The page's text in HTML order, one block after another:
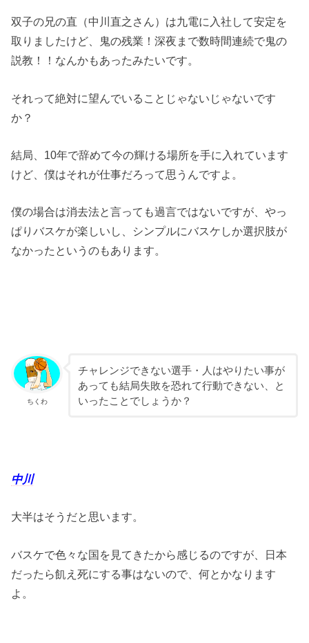
双子の兄の直（中川直之さん）は九電に入社して安定を
取りましたけど、鬼の残業！深夜まで数時間連続で鬼の
説教！！なんかもあったみたいです。
それって絶対に望んでいることじゃないじゃないです
か？
結局、10年で辞めて今の輝ける場所を手に入れています
けど、僕はそれが仕事だろって思うんですよ。
僕の場合は消去法と言っても過言ではないですが、やっ
ぱりバスケが楽しいし、シンプルにバスケしか選択肢が
なかったというのもあります。
ちくわ
チャレンジできない選手・人はやりたい事が
あっても結局失敗を恐れて行動できない、と
いったことでしょうか？
中川
大半はそうだと思います。
バスケで色々な国を見てきたから感じるのですが、日本
だったら飢え死にする事はないので、何とかなります
よ。